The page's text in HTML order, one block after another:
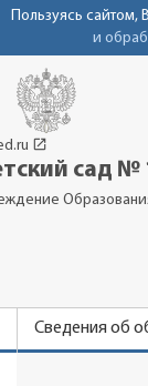
Пользуясь сайтом,
и
launch
сад №
Сведения об